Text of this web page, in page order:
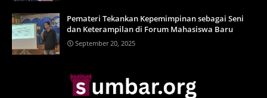
Pemateri Tekankan Kepemimpinan sebagai Seni
dan Keterampilan di Forum Mahasiswa Baru
September 20, 2025